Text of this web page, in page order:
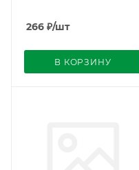
266 ₽/шт
В КОРЗИНУ